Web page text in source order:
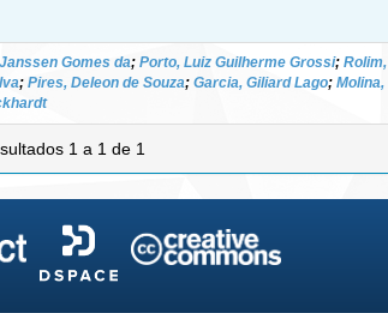
Gomes da; Porto, Luiz Guilherme Grossi; Rolim,
; Pires, Deleon de Souza; Garcia, Giliard Lago; Molina,
1 a 1 de 1